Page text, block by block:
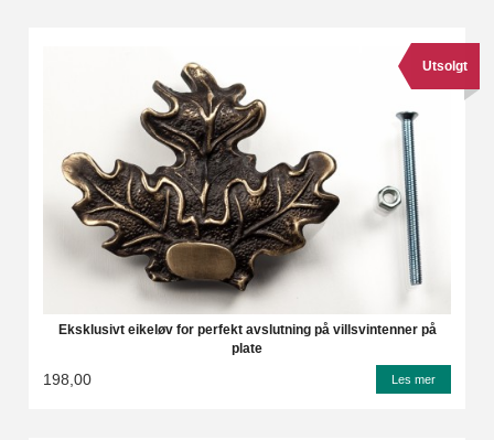
Eksklusivt eikeløv for perfekt avslutning på villsvintenner på
plate
Utsolgt
198,00 Les mer